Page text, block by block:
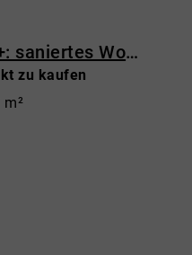
Energieeffizienz A+: saniertes Wohn- und Geschäftshaus in Marienfelde
zu kaufen